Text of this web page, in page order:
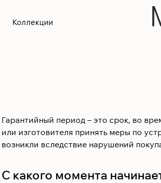
Коллекции
Гарантийный период – это срок, во
или изготовителя принять меры по
возникли вследствие нарушений
С какого момента